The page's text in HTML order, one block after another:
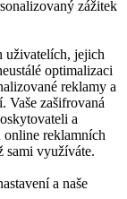
zážitek
uživatelích, jejich
optimalizaci
reklamy a
Vaše zašifrovaná
a
reklamních
sami využíváte.
a naše